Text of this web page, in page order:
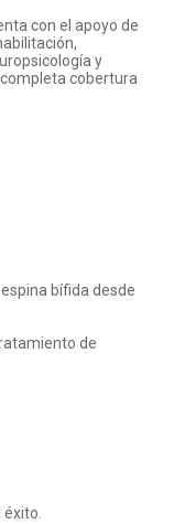
con el apoyo de
y
cobertura
bífida desde
de
éxito.